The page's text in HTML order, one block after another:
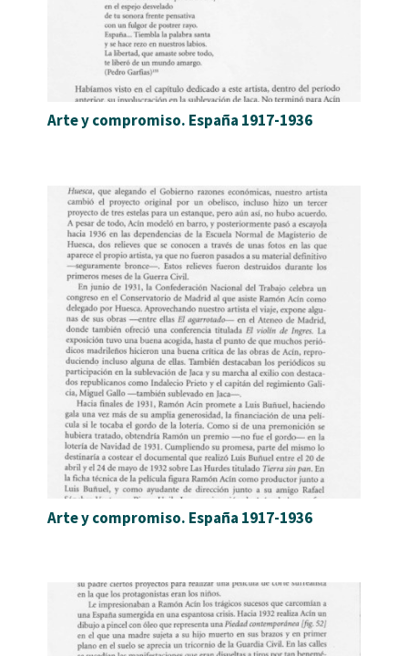
Arte y compromiso. España 1917-1936
Arte y compromiso. España 1917-1936